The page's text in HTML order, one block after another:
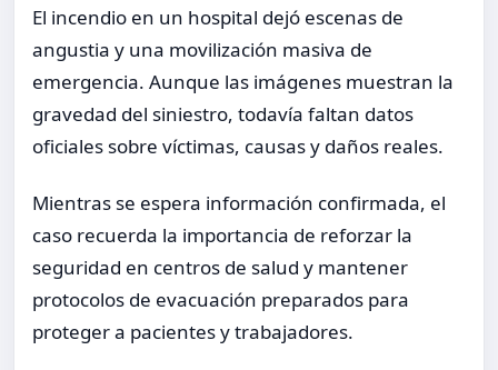
El incendio en un hospital dejó escenas de
angustia y una movilización masiva de
emergencia. Aunque las imágenes muestran la
gravedad del siniestro, todavía faltan datos
oficiales sobre víctimas, causas y daños reales.
Mientras se espera información confirmada, el
caso recuerda la importancia de reforzar la
seguridad en centros de salud y mantener
protocolos de evacuación preparados para
proteger a pacientes y trabajadores.